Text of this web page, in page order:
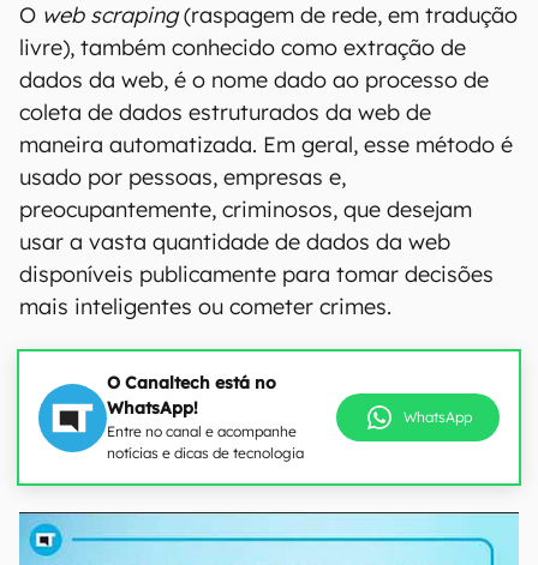
O web scraping(raspagem de rede, em tradução
livre), também conhecido como extração de
dados da web, é o nome dado ao processo de
coleta de dados estruturados da web de
maneira automatizada. Em geral, esse método é
usado por pessoas, empresas e,
preocupantemente, criminosos, que desejam
usar a vasta quantidade de dados da web
disponíveis publicamente para tomar decisões
mais inteligentes ou cometer crimes.
O Canaltech está no
WhatsApp!
Entre no canal e acompanhe
notícias e dicas de tecnologia
WhatsApp